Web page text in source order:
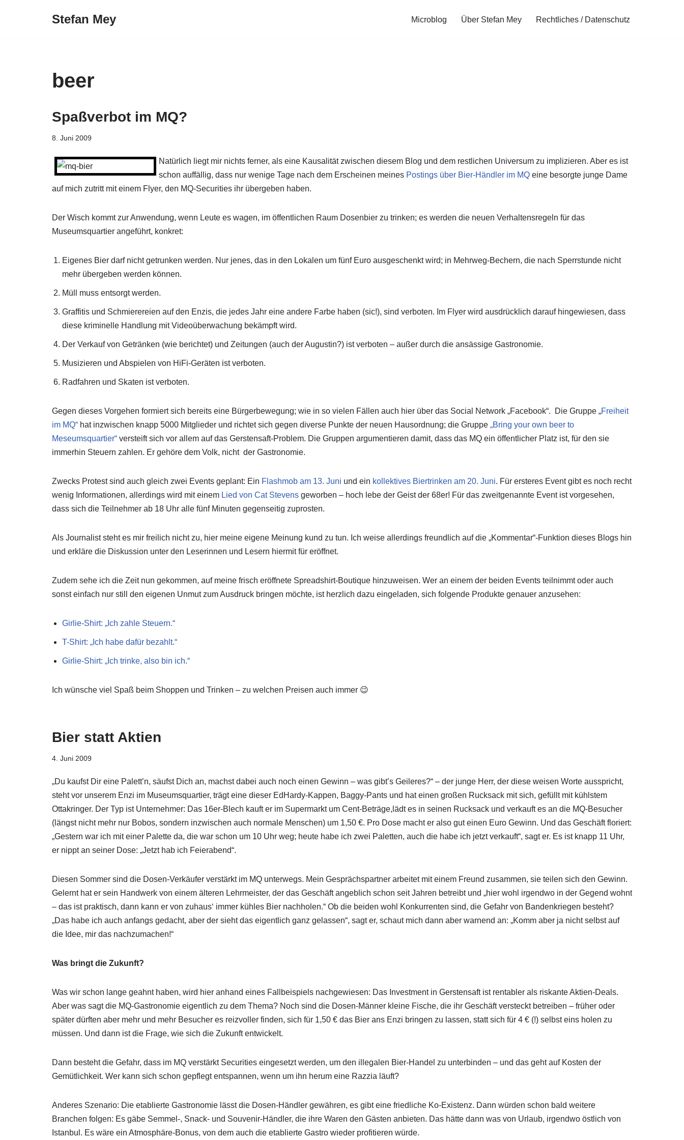
Stefan Mey Microblog Über Stefan Mey Rechtliches / Datenschutz
beer
Spaßverbot im MQ?
8. Juni 2009
Natürlich liegt mir nichts ferner, als eine Kausalität zwischen diesem Blog und dem restlichen Universum zu implizieren. Aber es ist
schon auffällig, dass nur wenige Tage nach dem Erscheinen meines Postings über Bier-Händler im MQ eine besorgte junge Dame
auf mich zutritt mit einem Flyer, den MQ-Securities ihr übergeben haben.
Der Wisch kommt zur Anwendung, wenn Leute es wagen, im öffentlichen Raum Dosenbier zu trinken; es werden die neuen Verhaltensregeln für das
Museumsquartier angeführt, konkret:
Eigenes Bier darf nicht getrunken werden. Nur jenes, das in den Lokalen um fünf Euro ausgeschenkt wird; in Mehrweg-Bechern, die nach Sperrstunde nicht
mehr übergeben werden können.
Müll muss entsorgt werden.
Graffitis und Schmierereien auf den Enzis, die jedes Jahr eine andere Farbe haben (sic!), sind verboten. Im Flyer wird ausdrücklich darauf hingewiesen, dass
diese kriminelle Handlung mit Videoüberwachung bekämpft wird.
Der Verkauf von Getränken (wie berichtet) und Zeitungen (auch der Augustin?) ist verboten – außer durch die ansässige Gastronomie.
Musizieren und Abspielen von HiFi-Geräten ist verboten.
Radfahren und Skaten ist verboten.
Gegen dieses Vorgehen formiert sich bereits eine Bürgerbewegung; wie in so vielen Fällen auch hier über das Social Network „Facebook“. Die Gruppe „Freiheit
im MQ“ hat inzwischen knapp 5000 Mitglieder und richtet sich gegen diverse Punkte der neuen Hausordnung; die Gruppe „Bring your own beer to
Meseumsquartier“ versteift sich vor allem auf das Gerstensaft-Problem. Die Gruppen argumentieren damit, dass das MQ ein öffentlicher Platz ist, für den sie
immerhin Steuern zahlen. Er gehöre dem Volk, nicht der Gastronomie.
Zwecks Protest sind auch gleich zwei Events geplant: Ein Flashmob am 13. Juni und ein kollektives Biertrinken am 20. Juni. Für ersteres Event gibt es noch recht
wenig Informationen, allerdings wird mit einem Lied von Cat Stevens geworben – hoch lebe der Geist der 68er! Für das zweitgenannte Event ist vorgesehen,
dass sich die Teilnehmer ab 18 Uhr alle fünf Minuten gegenseitig zuprosten.
Als Journalist steht es mir freilich nicht zu, hier meine eigene Meinung kund zu tun. Ich weise allerdings freundlich auf die „Kommentar“-Funktion dieses Blogs hin
und erkläre die Diskussion unter den Leserinnen und Lesern hiermit für eröffnet.
Zudem sehe ich die Zeit nun gekommen, auf meine frisch eröffnete Spreadshirt-Boutique hinzuweisen. Wer an einem der beiden Events teilnimmt oder auch
sonst einfach nur still den eigenen Unmut zum Ausdruck bringen möchte, ist herzlich dazu eingeladen, sich folgende Produkte genauer anzusehen:
Girlie-Shirt: „Ich zahle Steuern.“
T-Shirt: „Ich habe dafür bezahlt.“
Girlie-Shirt: „Ich trinke, also bin ich.“
Ich wünsche viel Spaß beim Shoppen und Trinken – zu welchen Preisen auch immer 😉
Bier statt Aktien
4. Juni 2009
„Du kaufst Dir eine Palett’n, säufst Dich an, machst dabei auch noch einen Gewinn – was gibt’s Geileres?“ – der junge Herr, der diese weisen Worte ausspricht,
steht vor unserem Enzi im Museumsquartier, trägt eine dieser EdHardy-Kappen, Baggy-Pants und hat einen großen Rucksack mit sich, gefüllt mit kühlstem
Ottakringer. Der Typ ist Unternehmer: Das 16er-Blech kauft er im Supermarkt um Cent-Beträge,lädt es in seinen Rucksack und verkauft es an die MQ-Besucher
(längst nicht mehr nur Bobos, sondern inzwischen auch normale Menschen) um 1,50 €. Pro Dose macht er also gut einen Euro Gewinn. Und das Geschäft floriert:
„Gestern war ich mit einer Palette da, die war schon um 10 Uhr weg; heute habe ich zwei Paletten, auch die habe ich jetzt verkauft“, sagt er. Es ist knapp 11 Uhr,
er nippt an seiner Dose: „Jetzt hab ich Feierabend“.
Diesen Sommer sind die Dosen-Verkäufer verstärkt im MQ unterwegs. Mein Gesprächspartner arbeitet mit einem Freund zusammen, sie teilen sich den Gewinn.
Gelernt hat er sein Handwerk von einem älteren Lehrmeister, der das Geschäft angeblich schon seit Jahren betreibt und „hier wohl irgendwo in der Gegend wohnt
– das ist praktisch, dann kann er von zuhaus‘ immer kühles Bier nachholen.“ Ob die beiden wohl Konkurrenten sind, die Gefahr von Bandenkriegen besteht?
„Das habe ich auch anfangs gedacht, aber der sieht das eigentlich ganz gelassen“, sagt er, schaut mich dann aber warnend an: „Komm aber ja nicht selbst auf
die Idee, mir das nachzumachen!“
Was bringt die Zukunft?
Was wir schon lange geahnt haben, wird hier anhand eines Fallbeispiels nachgewiesen: Das Investment in Gerstensaft ist rentabler als riskante Aktien-Deals.
Aber was sagt die MQ-Gastronomie eigentlich zu dem Thema? Noch sind die Dosen-Männer kleine Fische, die ihr Geschäft versteckt betreiben – früher oder
später dürften aber mehr und mehr Besucher es reizvoller finden, sich für 1,50 € das Bier ans Enzi bringen zu lassen, statt sich für 4 € (!) selbst eins holen zu
müssen. Und dann ist die Frage, wie sich die Zukunft entwickelt.
Dann besteht die Gefahr, dass im MQ verstärkt Securities eingesetzt werden, um den illegalen Bier-Handel zu unterbinden – und das geht auf Kosten der
Gemütlichkeit. Wer kann sich schon gepflegt entspannen, wenn um ihn herum eine Razzia läuft?
Anderes Szenario: Die etablierte Gastronomie lässt die Dosen-Händler gewähren, es gibt eine friedliche Ko-Existenz. Dann würden schon bald weitere
Branchen folgen: Es gäbe Semmel-, Snack- und Souvenir-Händler, die ihre Waren den Gästen anbieten. Das hätte dann was von Urlaub, irgendwo östlich von
Istanbul. Es wäre ein Atmosphäre-Bonus, von dem auch die etablierte Gastro wieder profitieren würde.